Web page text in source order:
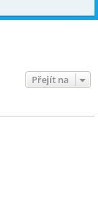
Přejít na